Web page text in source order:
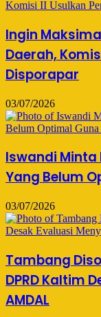
Ingin
Daerah,
Disporapar
03/07/2026
Iswandi Minta
Yang Belum
03/07/2026
Tambang
DPRD Kaltim
AMDAL